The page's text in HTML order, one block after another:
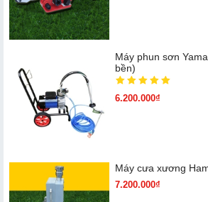
Máy phun sơn
bền)
6.200.000₫
Máy cưa xương
7.200.000₫